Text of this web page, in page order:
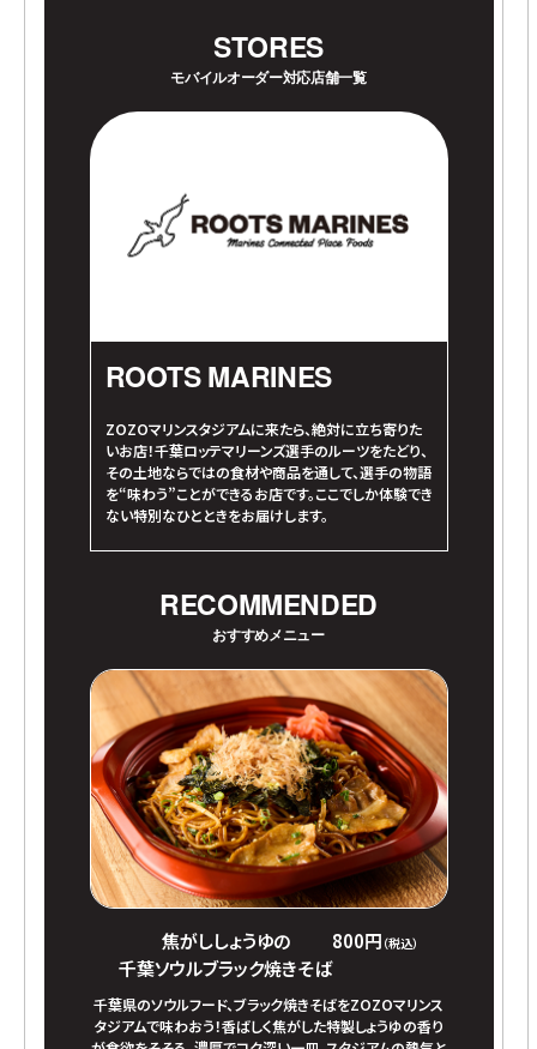
STORES
モバイルオーダー対応店舗一覧
ROOTS MARINES
ZOZOマリンスタジアムに来たら、絶対に立ち寄りた
いお店！千葉ロッテマリーンズ選手のルーツをたどり、
その土地ならではの食材や商品を通して、選手の物語
を“味わう”ことができるお店です。ここでしか体験でき
ない特別なひとときをお届けします。
RECOMMENDED
おすすめメニュー
焦がししょうゆの
千葉ソウルブラック焼きそば
800円 （税込）
千葉県のソウルフード、ブラック焼きそばをZOZOマリンス
タジアムで味わおう！香ばしく焦がした特製しょうゆの香り